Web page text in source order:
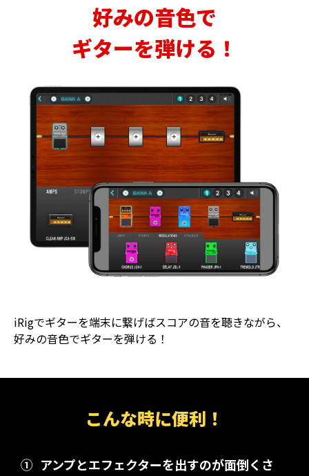
好みの音色で
ギターを弾ける！
iRigでギターを端末に繋げばスコアの音を聴きながら、
好みの音色でギターを弾ける！
こんな時に便利！
① アンプとエフェクターを出すのが面倒くさ